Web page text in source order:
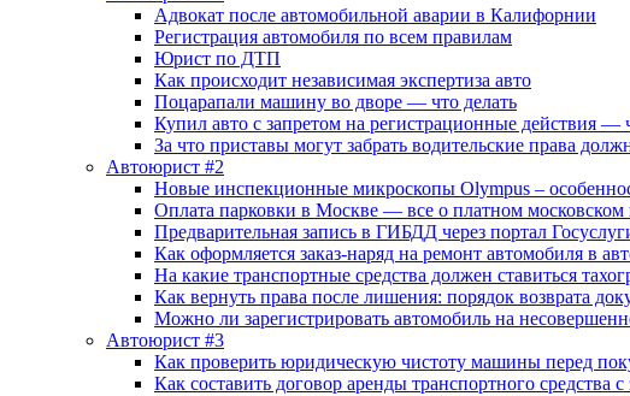
Адвокат после автомобильной аварии в Калифорнии
Регистрация автомобиля по всем правилам
Юрист по ДТП
Как происходит независимая экспертиза авто
Поцарапали машину во дворе — что делать
Купил авто с запретом на регистрационные действия —
За что приставы могут забрать водительские права
Автоюрист #2
Новые инспекционные микроскопы Olympus –
Оплата парковки в Москве — все о платном московском
Предварительная запись в ГИБДД через портал
Как оформляется заказ-наряд на ремонт автомобиля в
На какие транспортные средства должен ставиться
Как вернуть права после лишения: порядок возврата
Можно ли зарегистрировать автомобиль на
Автоюрист #3
Как проверить юридическую чистоту машины перед
Как составить договор аренды транспортного